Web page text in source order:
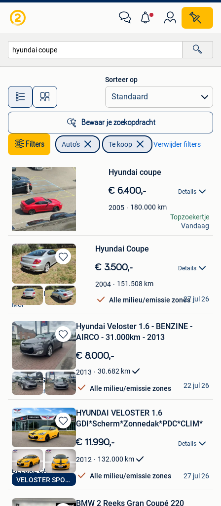
Alle afstanden…
Sorteer op
Bewaar je zoekopdracht
Filters Auto's Te koop Verwijder filters
Favorieten
Hyundai coupe
€ 6.400,- Details
2005 180.000 km
Hassan Saker
Hasselt
Topzoekertje
Vandaag
Bewaren
in
Mijn
Favorieten
Hyundai Coupe
€ 3.500,- Details
2004 151.508 km
Alle milieu/emissie zones
Aryan Car Point
Mol
27 jul 26
Bewaren
in
Mijn
Favorieten
Hyundai Veloster 1.6 - BENZINE -
AIRCO - 31.000km - 2013
€ 8.000,-
2013 30.682 km
Alle milieu/emissie zones
AG GARAGE
Steenokkerzeel
22 jul 26
Bewaren
in
Mijn
Favorieten
VELOSTER SPORT
HYUNDAI VELOSTER 1.6
GDI*Scherm*Zonnedak*PDC*CLIM*
€ 11.990,- Details
2012 132.000 km
Alle milieu/emissie zones
BELUXE CARS
Auvelais
27 jul 26
BMW 2 Reeks Gran Coupé 220